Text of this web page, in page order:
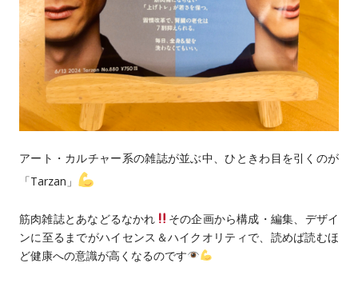
アート・カルチャー系の雑誌が並ぶ中、ひときわ目を引くのが
「Tarzan」
筋肉雑誌とあなどるなかれ
その企画から構成・編集、デザイ
ンに至るまでがハイセンス＆ハイクオリティで、読めば読むほ
ど健康への意識が高くなるのです